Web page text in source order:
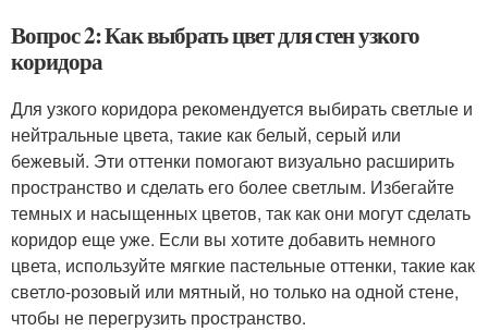
Вопрос 2: Как выбрать цвет для стен узкого
коридора
Для узкого коридора рекомендуется выбирать светлые и
нейтральные цвета, такие как белый, серый или
бежевый. Эти оттенки помогают визуально расширить
пространство и сделать его более светлым. Избегайте
темных и насыщенных цветов, так как они могут сделать
коридор еще уже. Если вы хотите добавить немного
цвета, используйте мягкие пастельные оттенки, такие как
светло-розовый или мятный, но только на одной стене,
чтобы не перегрузить пространство.